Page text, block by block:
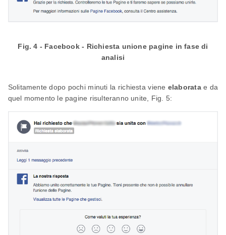
Fig. 4 - Facebook - Richiesta unione pagine in fase di
analisi
Solitamente dopo pochi minuti la richiesta viene elaboratae da
quel momento le pagine risulteranno unite, Fig. 5: